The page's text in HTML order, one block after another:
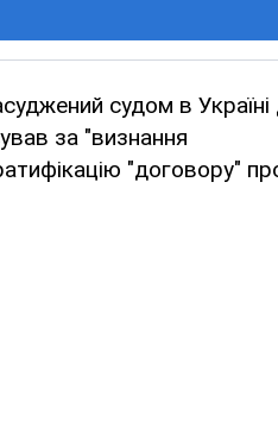
судом в Україні
за "визнання
"договору"